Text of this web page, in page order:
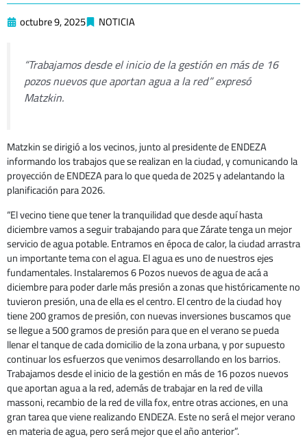
octubre 9, 2025 NOTICIA
“Trabajamos desde el inicio de la gestión en más de 16
pozos nuevos que aportan agua a la red” expresó
Matzkin.
Matzkin se dirigió a los vecinos, junto al presidente de ENDEZA
informando los trabajos que se realizan en la ciudad, y comunicando la
proyección de ENDEZA para lo que queda de 2025 y adelantando la
planificación para 2026.
“El vecino tiene que tener la tranquilidad que desde aquí hasta
diciembre vamos a seguir trabajando para que Zárate tenga un mejor
servicio de agua potable. Entramos en época de calor, la ciudad arrastra
un importante tema con el agua. El agua es uno de nuestros ejes
fundamentales. Instalaremos 6 Pozos nuevos de agua de acá a
diciembre para poder darle más presión a zonas que históricamente no
tuvieron presión, una de ella es el centro. El centro de la ciudad hoy
tiene 200 gramos de presión, con nuevas inversiones buscamos que
se llegue a 500 gramos de presión para que en el verano se pueda
llenar el tanque de cada domicilio de la zona urbana, y por supuesto
continuar los esfuerzos que venimos desarrollando en los barrios.
Trabajamos desde el inicio de la gestión en más de 16 pozos nuevos
que aportan agua a la red, además de trabajar en la red de villa
massoni, recambio de la red de villa fox, entre otras acciones, en una
gran tarea que viene realizando ENDEZA. Este no será el mejor verano
en materia de agua, pero será mejor que el año anterior”.